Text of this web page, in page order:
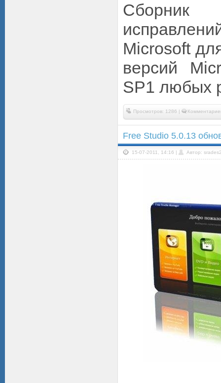
Сборник
Microsoft
версий
SP1 любых
Просмотров: 1286 |
Free Studio 5.0.13
15-07-2011, 14:16 | Автор: